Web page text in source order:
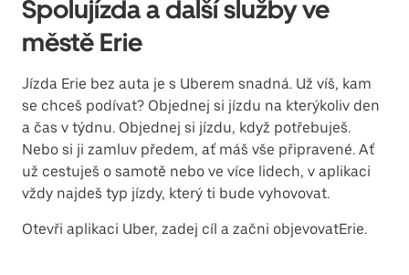
Spolujízda a další služby ve
městě Erie
Jízda Erie bez auta je s Uberem snadná. Už víš, kam
se chceš podívat? Objednej si jízdu na kterýkoliv den
a čas v týdnu. Objednej si jízdu, když potřebuješ.
Nebo si ji zamluv předem, ať máš vše připravené. Ať
už cestuješ o samotě nebo ve více lidech, v aplikaci
vždy najdeš typ jízdy, který ti bude vyhovovat.
Otevři aplikaci Uber, zadej cíl a začni objevovatErie.